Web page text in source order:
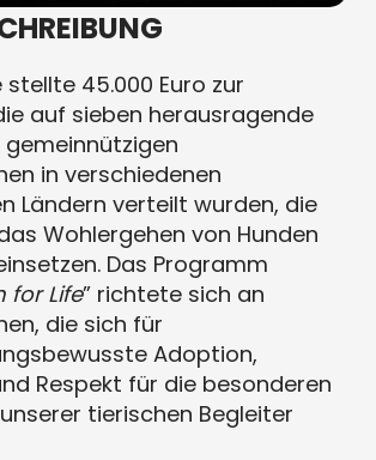
45.000 Euro zur
auf sieben herausragende
gemeinnützigen
in verschiedenen
Ländern verteilt wurden, die
Wohlergehen von Hunden
Das Programm
for Life” richtete sich an
die sich für
Adoption,
Respekt für die besonderen
tierischen Begleiter